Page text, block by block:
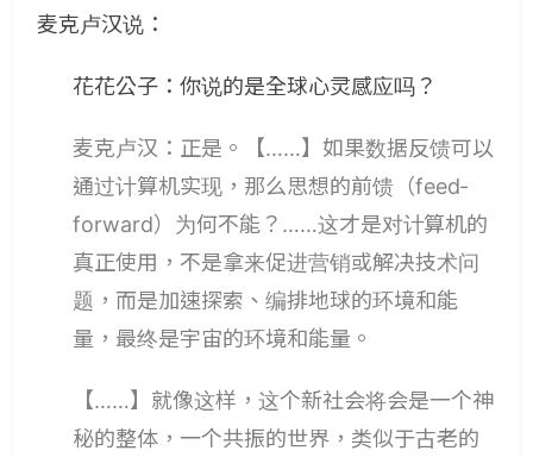
麦克卢汉说：
花花公子：你说的是全球心灵感应吗？
麦克卢汉：正是。【……】如果数据反馈可以
通过计算机实现，那么思想的前馈（feed-
forward）为何不能？……这才是对计算机的
真正使用，不是拿来促进营销或解决技术问
题，而是加速探索、编排地球的环境和能
量，最终是宇宙的环境和能量。
【……】就像这样，这个新社会将会是一个神
秘的整体，一个共振的世界，类似于古老的